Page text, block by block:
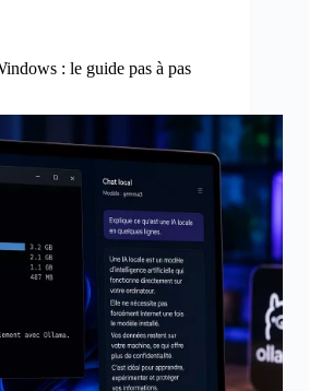
: le guide pas à pas